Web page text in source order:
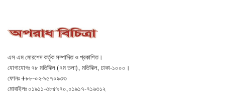
এস এম মোরশেদ কর্তৃক সম্পাদিত ও প্রকাশিত।
যোগাযোগঃ ৭৮ মতিঝিল (৭ম তলা), মতিঝিল, ঢাকা-১০০০।
ফোনঃ +৮৮-০২-৯৫৭০৯৩৩
মোবাইলঃ ০১৯১১-৩৮৫৯৭০,০১৯১৭-৭১৬৩১২